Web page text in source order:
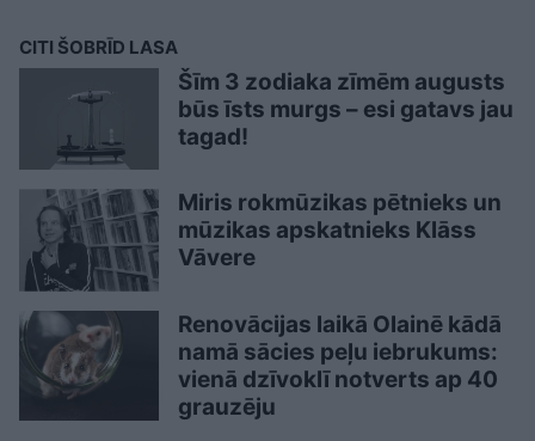
CITI ŠOBRĪD LASA
Šīm 3 zodiaka zīmēm augusts
būs īsts murgs – esi gatavs jau
tagad!
Miris rokmūzikas pētnieks un
mūzikas apskatnieks Klāss
Vāvere
Renovācijas laikā Olainē kādā
namā sācies peļu iebrukums:
vienā dzīvoklī notverts ap 40
grauzēju